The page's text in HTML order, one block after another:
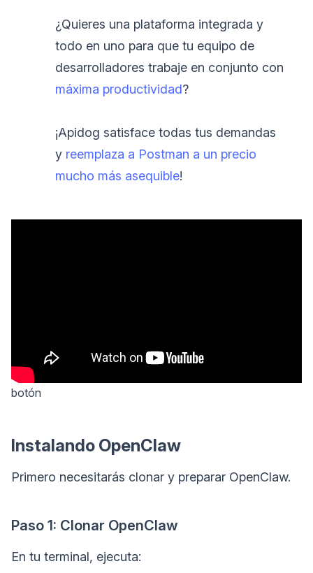
¿Quieres una plataforma integrada y
todo en uno para que tu equipo de
desarrolladores trabaje en conjunto con
máxima productividad?
¡Apidog satisface todas tus demandas
y reemplaza a Postman a un precio
mucho más asequible!
botón
Instalando OpenClaw
Primero necesitarás clonar y preparar OpenClaw.
Paso 1: Clonar OpenClaw
En tu terminal, ejecuta: